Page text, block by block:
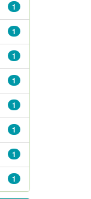
1
1
1
1
1
1
1
1